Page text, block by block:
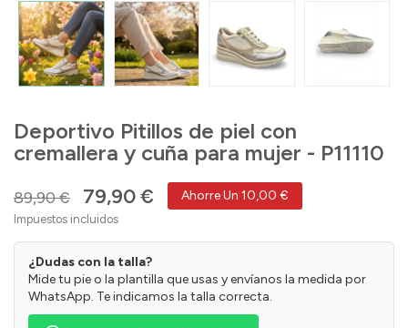
Deportivo Pitillos de piel con
cremallera y cuña para mujer - P11110
89,90 € 79,90 € Ahorre Un 10,00 €
Impuestos incluidos
¿Dudas con la talla?
Mide tu pie o la plantilla que usas y envíanos la medida por
WhatsApp. Te indicamos la talla correcta.